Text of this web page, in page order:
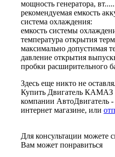
мощность генератора,
рекомендуемая емкость
система охлаждения:
емкость системы
температура открытия
максимально допустимая
давление открытия
пробки расширительного
Здесь еще никто не
Купить Двигатель КАМАЗ
компании АвтоДвигатель -
интернет магазине, или
Для консультации можете
Вам может понравиться